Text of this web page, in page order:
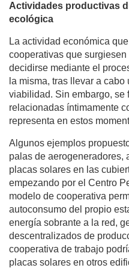
Actividades productivas
ecológica
La actividad económica
cooperativas que
decidirse mediante el
la misma, tras llevar a
viabilidad. Sin embargo, se
relacionadas íntimamente
representa en estos
Algunos ejemplos
palas de aerogeneradores,
placas solares en las
empezando por el Centro
modelo de cooperativa
autoconsumo del propio
energía sobrante a la red,
descentralizados de
cooperativa de trabajo
placas solares en otros